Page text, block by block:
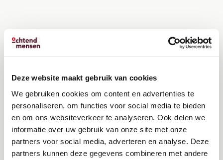
Deze website maakt gebruik van cookies
We gebruiken cookies om content en advertenties te
personaliseren, om functies voor social media te bieden
en om ons websiteverkeer te analyseren. Ook delen we
informatie over uw gebruik van onze site met onze
partners voor social media, adverteren en analyse. Deze
partners kunnen deze gegevens combineren met andere
Nieuws